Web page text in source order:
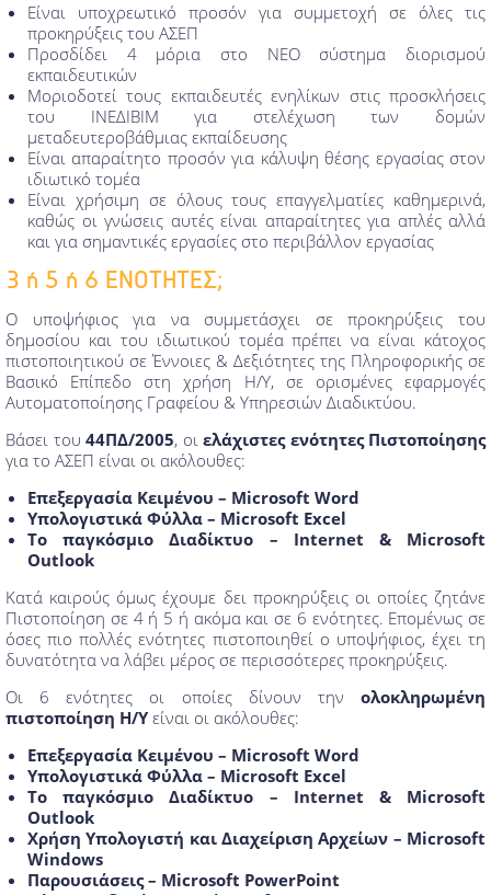
Είναι υποχρεωτικό προσόν για συμμετοχή σε όλες τις
προκηρύξεις του ΑΣΕΠ
Προσδίδει 4 μόρια στο ΝΕΟ σύστημα διορισμού
εκπαιδευτικών
Μοριοδοτεί τους εκπαιδευτές ενηλίκων στις προσκλήσεις
του ΙΝΕΔΙΒΙΜ για στελέχωση των δομών
μεταδευτεροβάθμιας εκπαίδευσης
Είναι απαραίτητο προσόν για κάλυψη θέσης εργασίας στον
ιδιωτικό τομέα
Είναι χρήσιμη σε όλους τους επαγγελματίες καθημερινά,
καθώς οι γνώσεις αυτές είναι απαραίτητες για απλές αλλά
και για σημαντικές εργασίες στο περιβάλλον εργασίας
3 ή 5 ή 6 ΕΝΟΤΗΤΕΣ;
Ο υποψήφιος για να συμμετάσχει σε προκηρύξεις του
δημοσίου και του ιδιωτικού τομέα πρέπει να είναι κάτοχος
πιστοποιητικού σε Έννοιες & Δεξιότητες της Πληροφορικής σε
Βασικό Επίπεδο στη χρήση Η/Υ, σε ορισμένες εφαρμογές
Αυτοματοποίησης Γραφείου & Υπηρεσιών Διαδικτύου.
Βάσει του 44ΠΔ/2005, οι ελάχιστες ενότητες Πιστοποίησης
για το ΑΣΕΠ είναι οι ακόλουθες:
Επεξεργασία Κειμένου – Microsoft Word
Υπολογιστικά Φύλλα – Microsoft Excel
Το παγκόσμιο Διαδίκτυο – Internet & Microsoft
Outlook
Κατά καιρούς όμως έχουμε δει προκηρύξεις οι οποίες ζητάνε
Πιστοποίηση σε 4 ή 5 ή ακόμα και σε 6 ενότητες. Επομένως σε
όσες πιο πολλές ενότητες πιστοποιηθεί ο υποψήφιος, έχει τη
δυνατότητα να λάβει μέρος σε περισσότερες προκηρύξεις.
Οι 6 ενότητες οι οποίες δίνουν την ολοκληρωμένη
πιστοποίηση Η/Υείναι οι ακόλουθες:
Επεξεργασία Κειμένου – Microsoft Word
Υπολογιστικά Φύλλα – Microsoft Excel
Το παγκόσμιο Διαδίκτυο – Internet & Microsoft
Outlook
Χρήση Υπολογιστή και Διαχείριση Αρχείων – Microsoft
Windows
Παρουσιάσεις – Microsoft PowerPoint